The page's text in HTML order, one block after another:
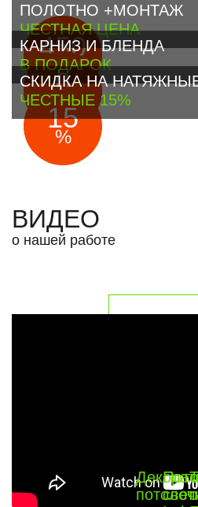
450
руб
м² под
ПОЛОТНО +МОНТАЖ
ЧЕСТНАЯ ЦЕНА
0
руб
КАРНИЗ И БЛЕНДА
В ПОДАРОК
15
%
СКИДКА НА
ЧЕСТНЫЕ 15%
ВИДЕО
о нашей работе